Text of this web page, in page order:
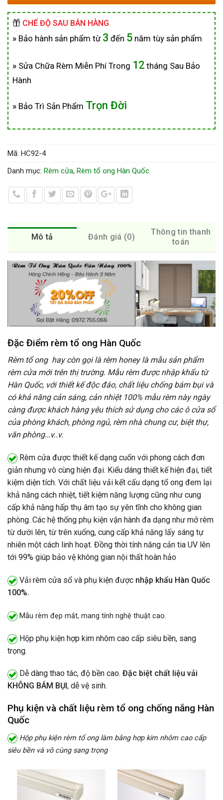
CHẾ ĐỘ SAU BÁN HÀNG
» Bảo hành sản phẩm từ 3 đến 5 năm tùy sản phẩm
» Sửa Chữa Rèm Miễn Phí Trong 12 tháng Sau Bảo
Hành
» Bảo Trì Sản Phẩm Trọn Đời
Mã: HC92-4
Danh mục: Rèm cửa, Rèm tổ ong Hàn Quốc
Mô tả Đánh giá (0)
Thông tin thanh
toán
Đặc Điểm rèm tổ ong Hàn Quốc
Rèm tổ ong hay còn gọi là rèm honey là mẫu sản phẩm
rèm cửa mới trên thị trường. Mẫu rèm được nhập khẩu từ
Hàn Quốc, với thiết kế độc đáo, chất liệu chống bám bụi và
có khả năng cản sáng, cản nhiệt 100% mẫu rèm này ngày
càng được khách hàng yêu thích sử dụng cho các ô cửa sổ
của phòng khách, phòng ngủ, rèm nhà chung cư, biệt thự,
văn phòng…v..v.
Rèm cửa được thiết kế dạng cuốn với phong cách đơn
giản nhưng vô cùng hiện đại. Kiểu dáng thiết kế hiện đại, tiết
kiệm diện tích. Với chất liệu vải kết cấu dạng tổ ong đem lại
khả năng cách nhiệt, tiết kiệm năng lượng cũng như cung
cấp khả năng hấp thụ âm tạo sự yên tĩnh cho không gian
phòng. Các hệ thống phụ kiện vận hành đa dạng như mở rèm
từ dưới lên, từ trên xuống, cung cấp khả năng lấy sáng tự
nhiên một cách linh hoạt. Đồng thời tính năng cản tia UV lên
tới 99% giúp bảo vệ không gian nội thất hoàn hảo
Vải rèm cửa sổ và phụ kiện được nhập khẩu Hàn Quốc
100%.
Mẫu rèm đẹp mắt, mang tính nghệ thuật cao.
Hộp phụ kiện hợp kim nhôm cao cấp siêu bền, sang
trọng.
Dễ dàng thao tác, độ bền cao. Đặc biệt chất liệu vải
KHÔNG BÁM BỤI , dễ vệ sinh.
Phụ kiện và chất liệu rèm tổ ong chống nắng Hàn
Quốc
Hộp phụ kiện rèm tổ ong làm bằng hợp kim nhôm cao cấp
siêu bền và vô cùng sang trọng